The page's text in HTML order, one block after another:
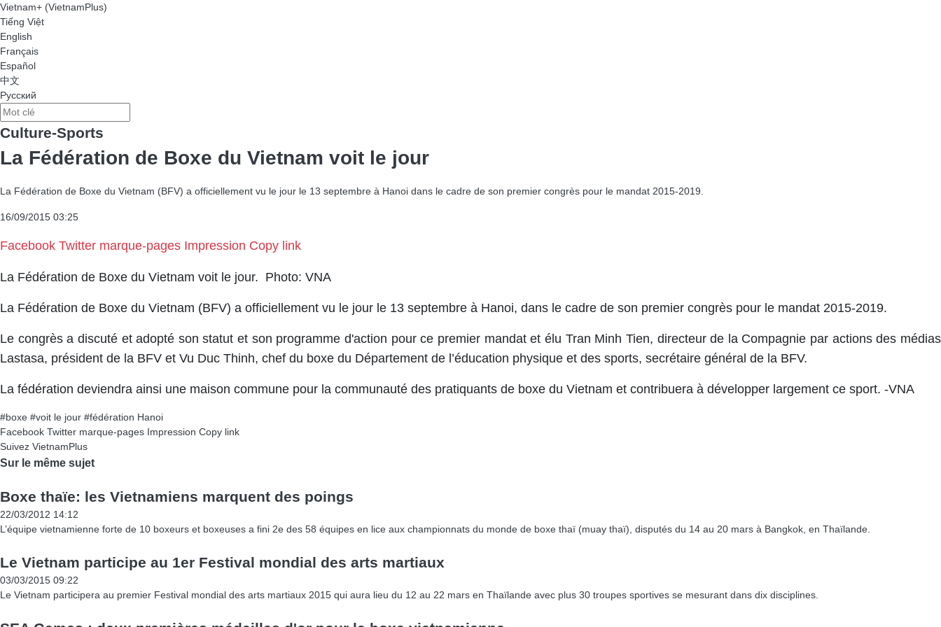
Vietnam+ (VietnamPlus)
Tiếng Việt
English
Français
Español
中文
Русский
Culture-Sports
La Fédération de Boxe du Vietnam voit le jour
La Fédération de Boxe du Vietnam (BFV) a officiellement vu le jour le 13 septembre à Hanoi dans le cadre de son premier congrès pour le mandat 2015-2019.
16/09/2015 03:25
Facebook Twitter marque-pages Impression Copy link
La Fédération de Boxe du Vietnam voit le jour. Photo: VNA
La Fédération de Boxe du Vietnam (BFV) a officiellement vu le jour le 13 septembre à Hanoi, dans le cadre de son premier congrès pour le mandat 2015-2019.
​Le congrès a discuté et adopté son statut et son programme d'action pour ce premier mandat​ et élu Tran Minh Tien, directeur de la Compagnie par actions des médias
Lastasa, président de la BFV et Vu Duc Thinh, chef du boxe du Département de l’éducation physique et des sports, secrétaire général de la BFV.
​La fédération deviendra ainsi une maison commune pour la communauté des pratiquants de boxe du Vietnam et contribuera à développer largement ​ce sport. -VNA
#boxe #voit le jour #fédération Hanoi
Facebook Twitter marque-pages Impression Copy link
Suivez VietnamPlus
Sur le même sujet
Boxe thaïe: les Vietnamiens marquent des poings
22/03/2012 14:12
L’équipe vietnamienne forte de 10 boxeurs et boxeuses a fini 2e des 58 équipes en lice aux championnats du monde de boxe thaï (muay thaï), disputés du 14 au 20 mars à Bangkok, en Thaïlande.
Le Vietnam participe au 1er Festival mondial des arts martiaux
03/03/2015 09:22
Le Vietnam participera au premier Festival mondial des arts martiaux 2015 qui aura lieu du 12 au 22 mars en Thaïlande avec plus 30 troupes sportives se mesurant dans dix disciplines.